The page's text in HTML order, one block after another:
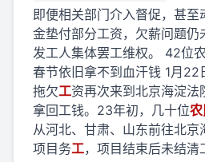
即便相关部门介入督促，甚至
金垫付部分工资，欠薪问题仍
发工人集体罢工维权。 42位
春节依旧拿不到血汗钱 1月22
拖欠工资再次来到北京海淀法
拿回工钱。23年初，几十位
从河北、甘肃、山东前往北京
项目务工，项目结束后未结清